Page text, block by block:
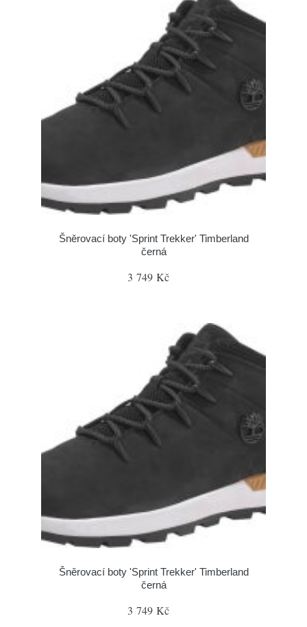
Šněrovací boty 'Sprint Trekker' Timberland
černá
3 749 Kč
Šněrovací boty 'Sprint Trekker' Timberland
černá
3 749 Kč